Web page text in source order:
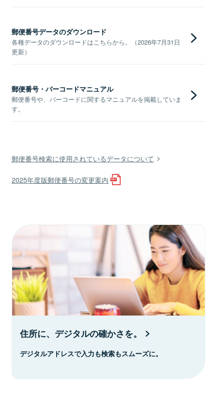
郵便番号データのダウンロード
各種データのダウンロードはこちらから。（2026年7月31日
更新）
郵便番号・バーコードマニュアル
郵便番号や、バーコードに関するマニュアルを掲載していま
す。
郵便番号検索に使用されているデータについて
2025年度版郵便番号の変更案内
住所に、デジタルの確かさを。
デジタルアドレスで入力も検索もスムーズに。